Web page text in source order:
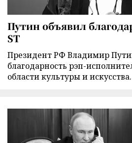
Путин объявил
ST
Президент РФ Владимир
благодарность рэп-
области культуры и искусства.